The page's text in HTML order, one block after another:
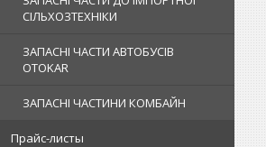
СІЛЬХОЗТЕХНІКИ
ЗАПАСНІ ЧАСТИ АВТОБУСІВ
OTOKAR
ЗАПАСНІ ЧАСТИНИ КОМБАЙН
Прайс-листы